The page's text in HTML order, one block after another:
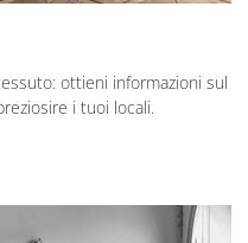
ottieni informazioni sul
i tuoi locali.